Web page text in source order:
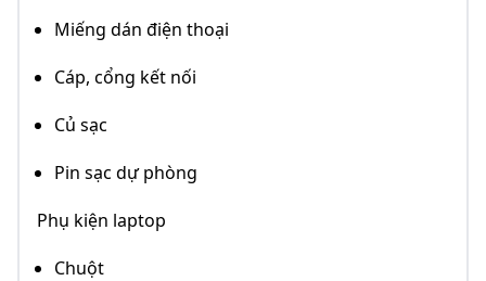
Miếng dán điện thoại
Cáp, cổng kết nối
Củ sạc
Pin sạc dự phòng
Phụ kiện laptop
Chuột